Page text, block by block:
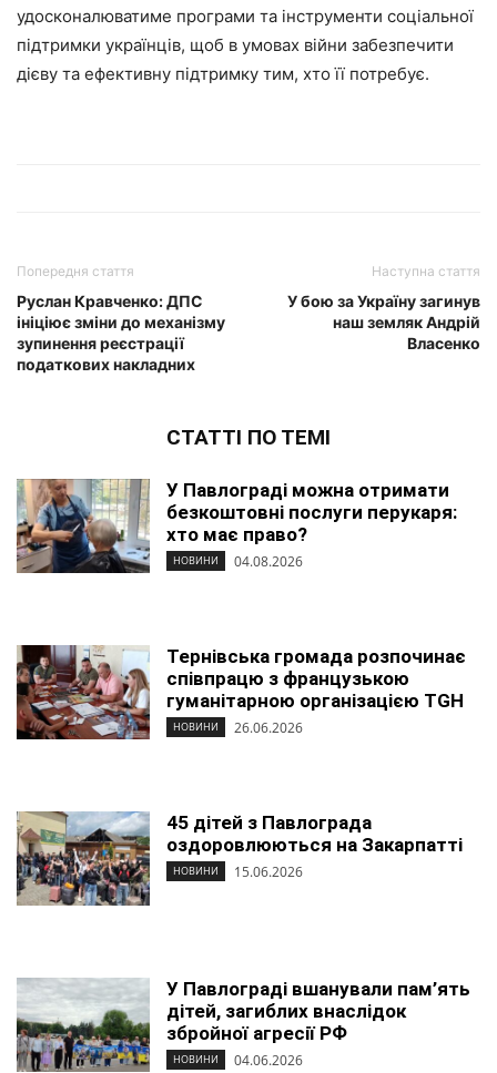
удосконалюватиме програми та інструменти соціальної
підтримки українців, щоб в умовах війни забезпечити
дієву та ефективну підтримку тим, хто її потребує.
Попередня стаття
Руслан Кравченко: ДПС
ініціює зміни до механізму
зупинення реєстрації
податкових накладних
Наступна стаття
У бою за Україну загинув
наш земляк Андрій
Власенко
СТАТТІ ПО ТЕМІ
У Павлограді можна отримати
безкоштовні послуги перукаря:
хто має право?
НОВИНИ 04.08.2026
Тернівська громада розпочинає
співпрацю з французькою
гуманітарною організацією TGH
НОВИНИ 26.06.2026
45 дітей з Павлограда
оздоровлюються на Закарпатті
НОВИНИ 15.06.2026
У Павлограді вшанували пам’ять
дітей, загиблих внаслідок
збройної агресії РФ
НОВИНИ 04.06.2026